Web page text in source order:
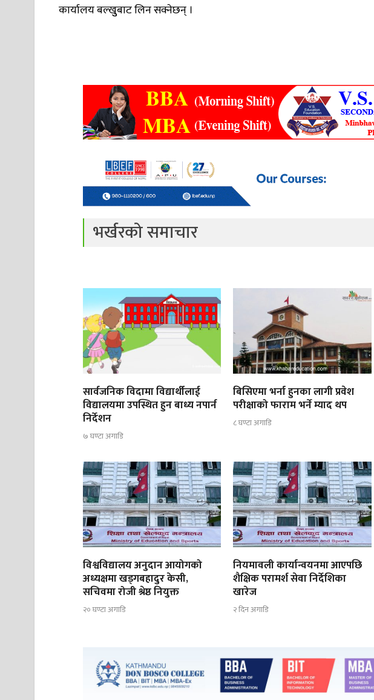
कार्यालय बल्खुुबाट लिन सक्नेछन् ।
भर्खरको समाचार
सार्वजनिक विदामा विद्यार्थीलाई
विद्यालयमा उपस्थित हुन बाध्य नपार्न
निर्देशन
७ घण्टा अगाडि
बिसिएमा भर्ना हुनका लागी प्रवेश
परीक्षाको फाराम भर्ने म्याद थप
८ घण्टा अगाडि
विश्वविद्यालय अनुदान आयोगको
अध्यक्षमा खड्गबहादुर केसी,
सचिवमा रोजी श्रेष्ठ नियुक्त
२० घण्टा अगाडि
नियमावली कार्यान्वयनमा आएपछि
शैक्षिक परामर्श सेवा निर्देशिका
खारेज
२ दिन अगाडि